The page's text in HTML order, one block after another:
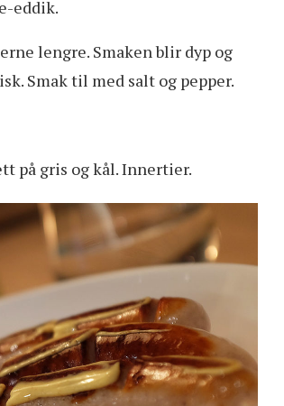
eddik.
lengre. Smaken blir dyp og
Smak til med salt og pepper.
på gris og kål. Innertier.